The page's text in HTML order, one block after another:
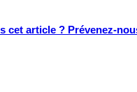
cet article ? Prévenez-